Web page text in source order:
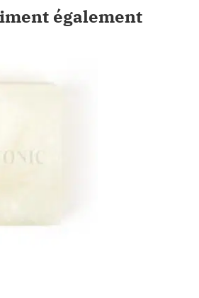
également